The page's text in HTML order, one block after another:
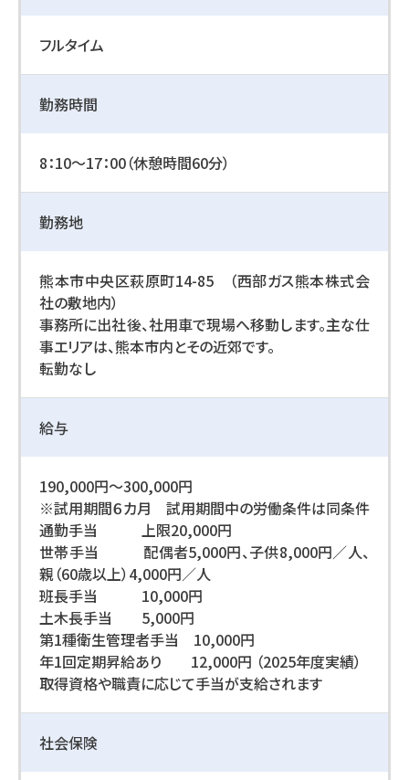
フルタイム
勤務時間
8：10～17：00（休憩時間60分）
勤務地
熊本市中央区萩原町14-85 （西部ガス熊本株式会
社の敷地内）
事務所に出社後、社用車で現場へ移動します。主な仕
事エリアは、熊本市内とその近郊です。
転勤なし
給与
190,000円〜300,000円
※試用期間６カ月 試用期間中の労働条件は同条件
通勤手当 上限20,000円
世帯手当 配偶者5,000円、子供8,000円／人、
親（60歳以上）4,000円／人
班長手当 10,000円
土木長手当 5,000円
第1種衛生管理者手当 10,000円
年1回定期昇給あり 12,000円 （2025年度実績）
取得資格や職責に応じて手当が支給されます
社会保険